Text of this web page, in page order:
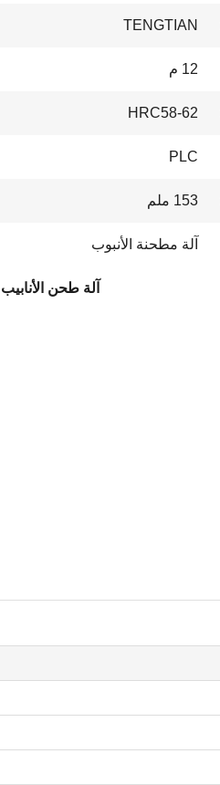
TENGTIAN
12 م
HRC58-62
PLC
153 ملم
آلة مطحنة الأنبوب
آلة طحن الأنابيب 153 ملم